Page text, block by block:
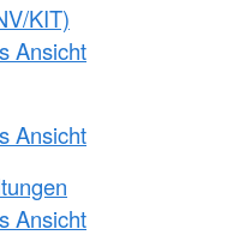
KIT)
Ansicht
Ansicht
Ansicht